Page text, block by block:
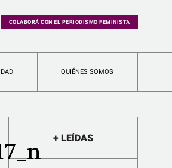
COLABORÁ CON EL PERIODISMO FEMINISTA
QUIÉNES SOMOS
+ LEÍDAS